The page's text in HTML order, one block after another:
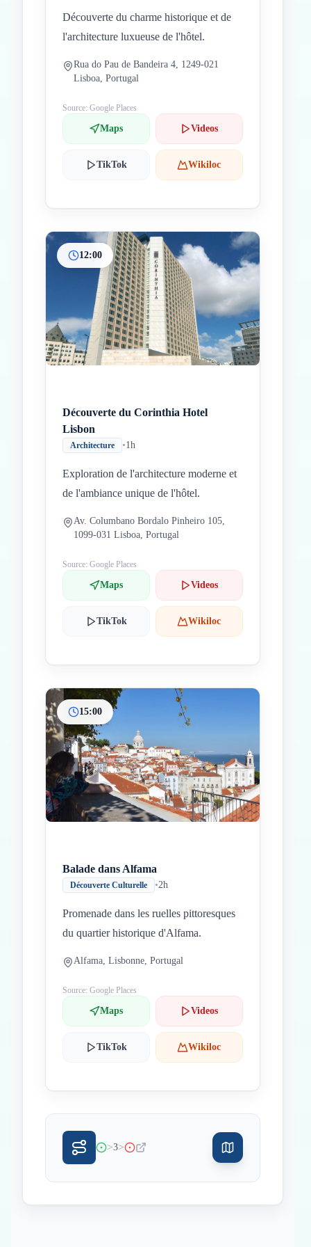
Découverte du charme historique et de
l'architecture luxueuse de l'hôtel.
Rua do Pau de Bandeira 4, 1249-021
Lisboa, Portugal
Source: Google Places
Maps Videos
TikTok Wikiloc
12:00
Découverte du Corinthia Hotel
Lisbon
Architecture •1h
Exploration de l'architecture moderne et
de l'ambiance unique de l'hôtel.
Av. Columbano Bordalo Pinheiro 105,
1099-031 Lisboa, Portugal
Source: Google Places
Maps Videos
TikTok Wikiloc
15:00
Balade dans Alfama
Découverte Culturelle •2h
Promenade dans les ruelles pittoresques
du quartier historique d'Alfama.
Alfama, Lisbonne, Portugal
Source: Google Places
Maps Videos
TikTok Wikiloc
>3>